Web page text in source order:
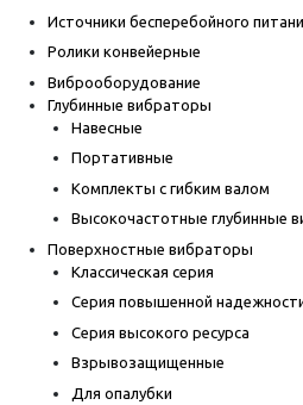
Источники бесперебойного
Ролики конвейерные
Виброоборудование
Глубинные вибраторы
Навесные
Портативные
Комплекты с гибким валом
Высокочастотные глубинные
Поверхностные вибраторы
Классическая серия
Серия повышенной
Серия высокого ресурса
Взрывозащищенные
Для опалубки